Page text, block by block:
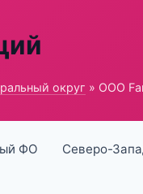
округ » ООО
ФО Северо-